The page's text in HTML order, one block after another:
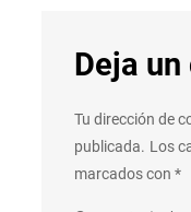
Deja
Tu dirección de
publicada. Los
marcados con *